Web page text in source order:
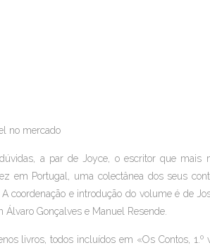
no mercado
a par de Joyce, o escritor que mais
em Portugal, uma colectânea dos seus
coordenação e introdução do volume é de
Gonçalves e Manuel Resende.
livros, todos incluídos em «Os Contos,